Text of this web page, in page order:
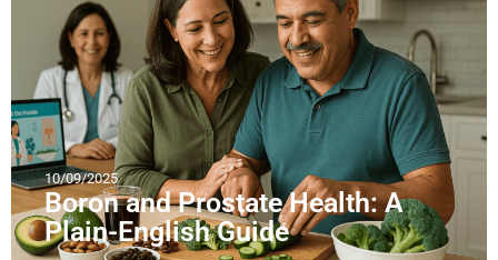
10/09/2025
Boron and Prostate Health: A
Plain-English Guide